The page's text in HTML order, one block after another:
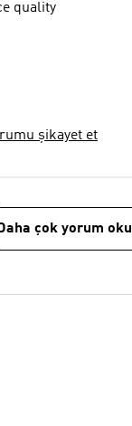
quality
şikayet et
Daha çok yorum oku